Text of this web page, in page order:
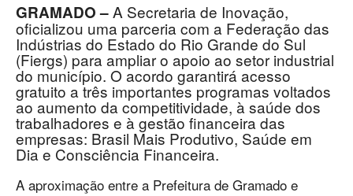
GRAMADO –A Secretaria de Inovação,
oficializou uma parceria com a Federação das
Indústrias do Estado do Rio Grande do Sul
(Fiergs) para ampliar o apoio ao setor industrial
do município. O acordo garantirá acesso
gratuito a três importantes programas voltados
ao aumento da competitividade, à saúde dos
trabalhadores e à gestão financeira das
empresas: Brasil Mais Produtivo, Saúde em
Dia e Consciência Financeira.
A aproximação entre a Prefeitura de Gramado e